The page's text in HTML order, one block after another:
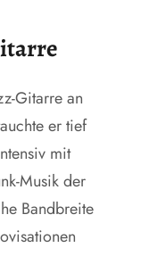
Gitarre an
er tief
mit
Musik der
Bandbreite